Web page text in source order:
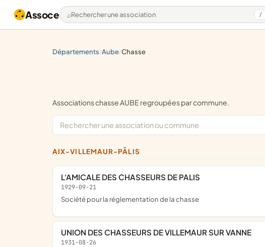
Assoce Rechercher une association /
départements/ aube/ chasse
Associations chasse AUBE regroupées par commune.
AIX-VILLEMAUR-PÂLIS
L'AMICALE DES CHASSEURS DE PALIS
1929-09-21
société pour la réglementation de la chasse
UNION DES CHASSEURS DE VILLEMAUR SUR VANNE
1931-08-26